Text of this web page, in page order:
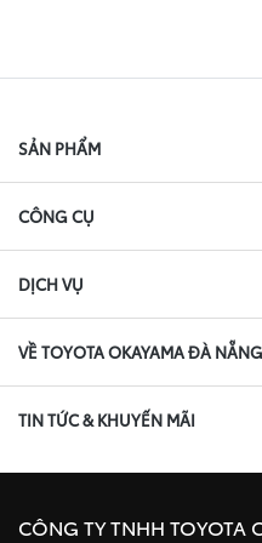
SẢN PHẨM
CÔNG CỤ
DỊCH VỤ
VỀ TOYOTA OKAYAMA ĐÀ NẴNG
TIN TỨC & KHUYẾN MÃI
CÔNG TY TNHH TOYOTA